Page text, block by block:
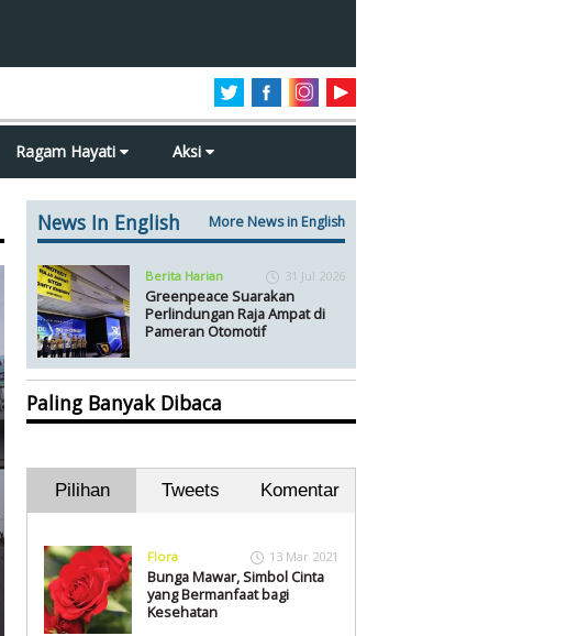
Ragam Hayati Aksi
News In English More News in English
Berita Harian 31 Jul 2026
Greenpeace Suarakan
Perlindungan Raja Ampat di
Pameran Otomotif
Paling Banyak Dibaca
Pilihan Tweets Komentar
Flora 13 Mar 2021
Bunga Mawar, Simbol Cinta
yang Bermanfaat bagi
Kesehatan